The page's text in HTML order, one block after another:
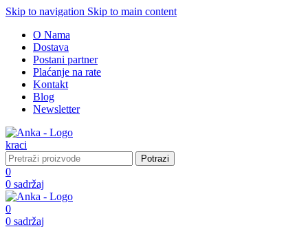
Skip to navigation Skip to main content
O Nama
Dostava
Postani partner
Plaćanje na rate
Kontakt
Blog
Newsletter
Potrazi
0
0 sadržaj
0
0 sadržaj